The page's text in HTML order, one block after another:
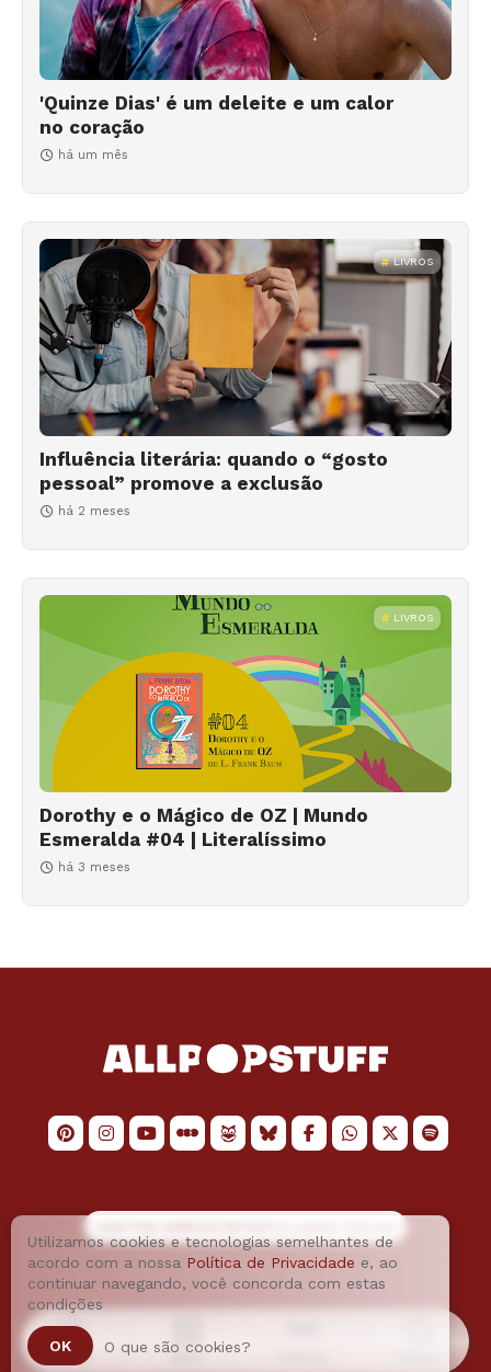
'Quinze Dias' é um deleite e um calor
no coração
há um mês
LIVROS
Influência literária: quando o “gosto
pessoal” promove a exclusão
há 2 meses
LIVROS
Dorothy e o Mágico de OZ | Mundo
Esmeralda #04 | Literalíssimo
há 3 meses
Utilizamos cookies e tecnologias semelhantes de
acordo com a nossa Política de Privacidade e, ao
continuar navegando, você concorda com estas
condições
OK O que são cookies?
Home